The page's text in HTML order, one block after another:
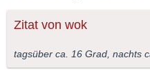
Zitat von wok
tagsüber ca. 16 Grad, nachts